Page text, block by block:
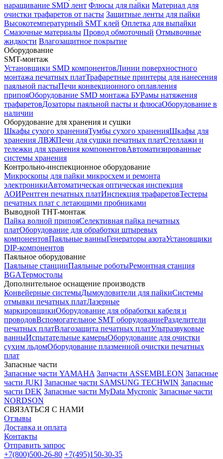
наращивание SMD лент Флюсы для пайки Материал для
очистки трафаретов от пасты Защитные ленты для пайки
Высокотемпературный SMT клей Оплетка для выпайки
Смазочные материалы Провод обмоточный Отмывочные
жидкости Влагозащитное покрытие
Оборудование
SMT-монтаж
Установщики SMD компонентовЛинии поверхностного
монтажа печатных платТрафаретные принтеры для нанесения
паяльной пастыПечи конвекционного оплавления
припояОборудование SMD монтажа БУРамы натяжения
трафаретовДозаторы паяльной пасты и флюсаОборудование в
наличии
Оборудование для хранения и сушки
Шкафы сухого храненияТумбы сухого храненияШкафы для
хранения ЛВЖПечи для сушки печатных платСтеллажи и
тележки для хранения компонентовАвтоматизированные
системы хранения
Контрольно-инспекционное оборудование
Микроскопы для пайки микросхем и ремонта
электроникиАвтоматическая оптическая инспекция
АОИРентген печатных платИнспекция трафаретовТестеры
печатных плат с летающими пробниками
Выводной THT-монтаж
Пайка волной припояСелективная пайка печатных
платОборудование для обработки штыревых
компонентовПаяльные ванныГенераторы азотаУстановщики
DIP-компонентов
Паяльное оборудование
Паяльные станцииПаяльные роботыРемонтная станция
BGAТермостолы
Дополнительное оснащение производств
Конвейерные системыДымоуловители для пайкиСистемы
отмывки печатных платЛазерные
маркировщикиОборудование для обработки кабеля и
проводовВспомогательное SMT оборудованиеРазделители
печатных платВлагозащита печатных платУльтразвуковые
ванныИспытательные камерыОборудование для очистки
сухим льдомОборудование плазменной очистки печатных
плат
Запасные части
Запасные части YAMAHA Запчасти ASSEMBLEON Запасные
части JUKI Запасные части SAMSUNG TECHWIN Запасные
части DEK Запасные части MyData Mycronic Запасные части
NORDSON
СВЯЗАТЬСЯ С НАМИ
Отзывы
Доставка и оплата
Контакты
Отправить запрос
+7(800)500-26-80 +7(495)150-30-35